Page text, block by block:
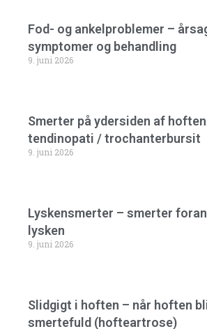
Fod- og ankelproblemer –
symptomer og behandling
9. juni 2026
Smerter på ydersiden af
tendinopati / trochanterbursit
9. juni 2026
Lyskensmerter – smerter
lysken
9. juni 2026
Slidgigt i hoften – når hoften
smertefuld (hofteartrose)